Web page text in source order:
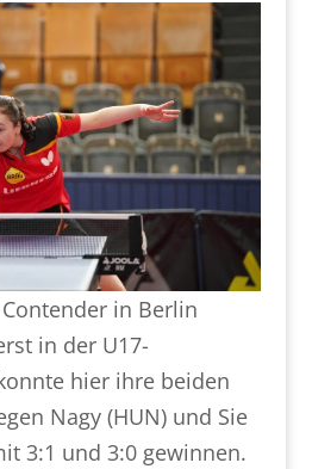
in Berlin
in der U17-
hier ihre beiden
Nagy (HUN) und Sie
3:1 und 3:0 gewinnen.